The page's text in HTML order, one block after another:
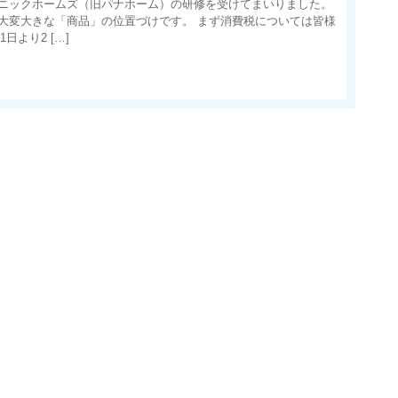
ックホームズ（旧パナホーム）の研修を受けてまいりました。
変大きな「商品」の位置づけです。 まず消費税については皆様
1日より2 […]